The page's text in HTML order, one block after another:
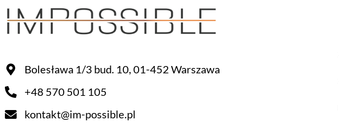
Bolesława 1/3 bud. 10, 01-452 Warszawa
+48 570 501 105
kontakt@im-possible.pl